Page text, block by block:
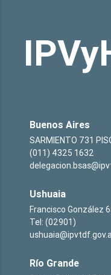
Buenos Aires
SARMIENTO 731
(011) 4325 1632
Ushuaia
Francisco González
Tel: (02901)
Río Grande